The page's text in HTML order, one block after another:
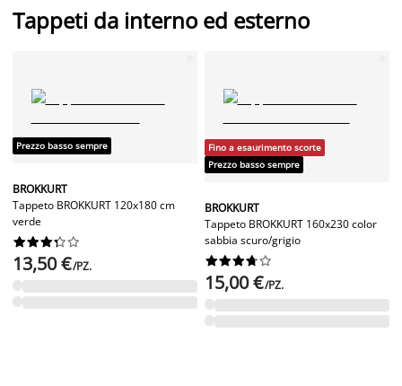
Tappeti da interno ed esterno
Prezzo basso sempre
BROKKURT
Tappeto BROKKURT 120x180 cm
verde






13,50 €/PZ.
Fino a esaurimento scorte
Prezzo basso sempre
BROKKURT
Tappeto BROKKURT 160x230 color
sabbia scuro/grigio






15,00 €/PZ.